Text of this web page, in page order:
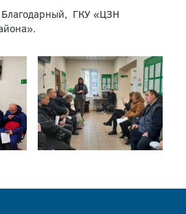
Благодарный, ГКУ «ЦЗН